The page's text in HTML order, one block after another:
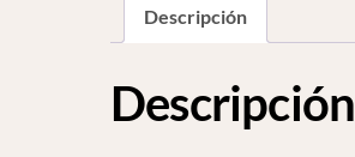
Descripción
Descripción